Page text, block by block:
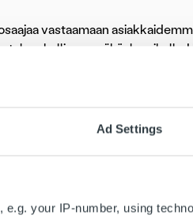
Ad Settings
e.g. your IP-number, using
vastaamaan
taloushallinnon
vastaamaan
taloushallinnon
kasvavaa Trust Kapital -
ohjelmistojen
sijainnin Kuopion